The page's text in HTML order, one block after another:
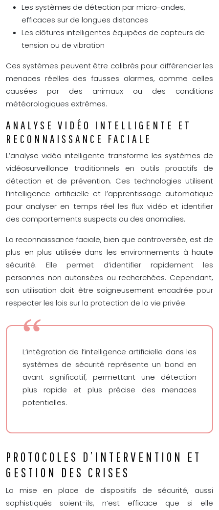
Les systèmes de détection par micro-ondes,
efficaces sur de longues distances
Les clôtures intelligentes équipées de capteurs de
tension ou de vibration
Ces systèmes peuvent être calibrés pour différencier les
menaces réelles des fausses alarmes, comme celles
causées par des animaux ou des conditions
météorologiques extrêmes.
ANALYSE VIDÉO INTELLIGENTE ET
RECONNAISSANCE FACIALE
L’analyse vidéo intelligente transforme les systèmes de
vidéosurveillance traditionnels en outils proactifs de
détection et de prévention. Ces technologies utilisent
l’intelligence artificielle et l’apprentissage automatique
pour analyser en temps réel les flux vidéo et identifier
des comportements suspects ou des anomalies.
La reconnaissance faciale, bien que controversée, est de
plus en plus utilisée dans les environnements à haute
sécurité. Elle permet d’identifier rapidement les
personnes non autorisées ou recherchées. Cependant,
son utilisation doit être soigneusement encadrée pour
respecter les lois sur la protection de la vie privée.
L’intégration de l’intelligence artificielle dans les
systèmes de sécurité représente un bond en
avant significatif, permettant une détection
plus rapide et plus précise des menaces
potentielles.
PROTOCOLES D’INTERVENTION ET
GESTION DES CRISES
La mise en place de dispositifs de sécurité, aussi
sophistiqués soient-ils, n’est efficace que si elle